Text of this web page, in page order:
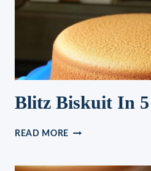
Blitz Biskuit In
READ MORE BLITZ
5